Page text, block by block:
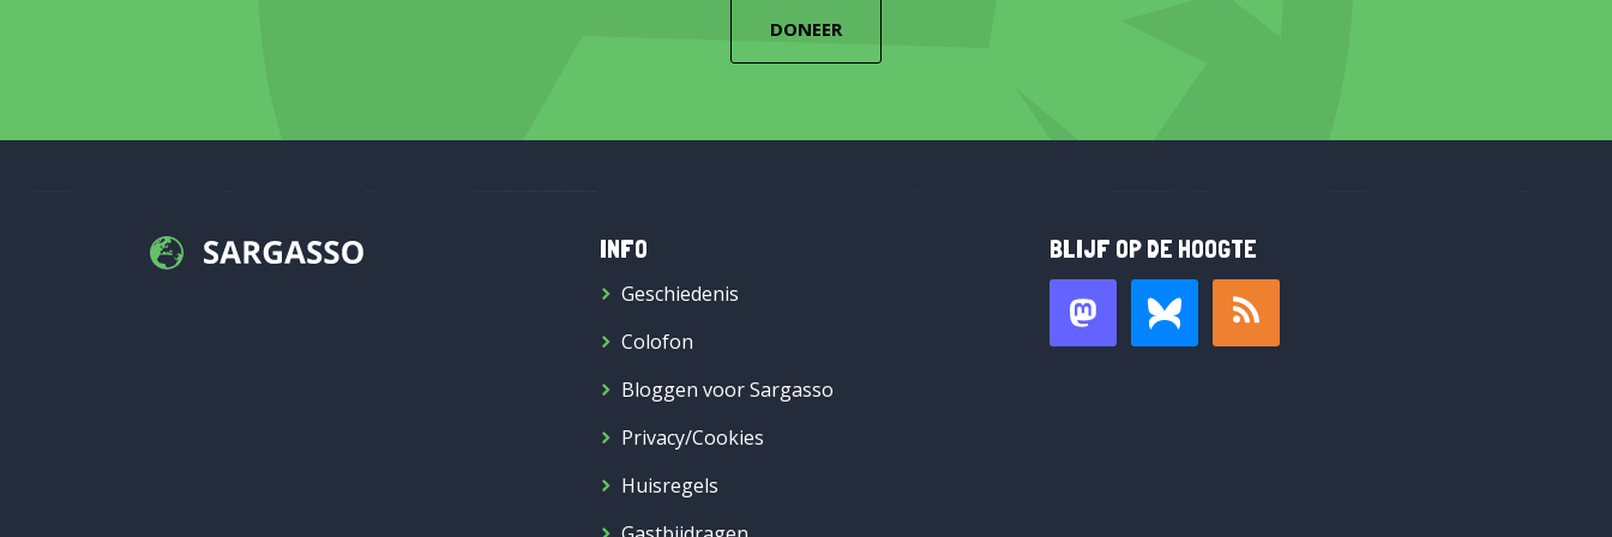
DONEER
INFO
Geschiedenis
Colofon
Bloggen voor Sargasso
Privacy/Cookies
Huisregels
BLIJF OP DE HOOGTE